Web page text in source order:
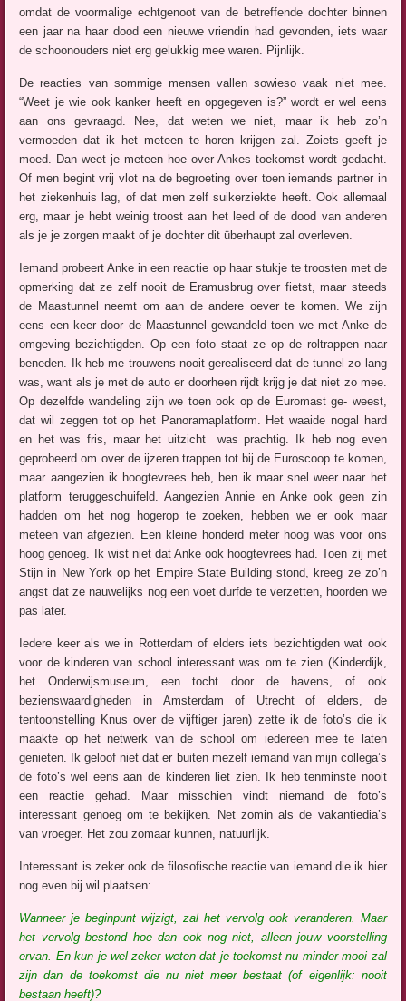
omdat de voormalige echtgenoot van de betreffende dochter binnen
een jaar na haar dood een nieuwe vriendin had gevonden, iets waar
de schoonouders niet erg gelukkig mee waren. Pijnlijk.
De reacties van sommige mensen vallen sowieso vaak niet mee.
“Weet je wie ook kanker heeft en opgegeven is?” wordt er wel eens
aan ons gevraagd. Nee, dat weten we niet, maar ik heb zo’n
vermoeden dat ik het meteen te horen krijgen zal. Zoiets geeft je
moed. Dan weet je meteen hoe over Ankes toekomst wordt gedacht.
Of men begint vrij vlot na de begroeting over toen iemands partner in
het ziekenhuis lag, of dat men zelf suikerziekte heeft. Ook allemaal
erg, maar je hebt weinig troost aan het leed of de dood van anderen
als je je zorgen maakt of je dochter dit überhaupt zal overleven.
Iemand probeert Anke in een reactie op haar stukje te troosten met de
opmerking dat ze zelf nooit de Eramusbrug over fietst, maar steeds
de Maastunnel neemt om aan de andere oever te komen. We zijn
eens een keer door de Maastunnel gewandeld toen we met Anke de
omgeving bezichtigden. Op een foto staat ze op de roltrappen naar
beneden. Ik heb me trouwens nooit gerealiseerd dat de tunnel zo lang
was, want als je met de auto er doorheen rijdt krijg je dat niet zo mee.
Op dezelfde wandeling zijn we toen ook op de Euromast ge- weest,
dat wil zeggen tot op het Panoramaplatform. Het waaide nogal hard
en het was fris, maar het uitzicht was prachtig. Ik heb nog even
geprobeerd om over de ijzeren trappen tot bij de Euroscoop te komen,
maar aangezien ik hoogtevrees heb, ben ik maar snel weer naar het
platform teruggeschuifeld. Aangezien Annie en Anke ook geen zin
hadden om het nog hogerop te zoeken, hebben we er ook maar
meteen van afgezien. Een kleine honderd meter hoog was voor ons
hoog genoeg. Ik wist niet dat Anke ook hoogtevrees had. Toen zij met
Stijn in New York op het Empire State Building stond, kreeg ze zo’n
angst dat ze nauwelijks nog een voet durfde te verzetten, hoorden we
pas later.
Iedere keer als we in Rotterdam of elders iets bezichtigden wat ook
voor de kinderen van school interessant was om te zien (Kinderdijk,
het Onderwijsmuseum, een tocht door de havens, of ook
bezienswaardigheden in Amsterdam of Utrecht of elders, de
tentoonstelling Knus over de vijftiger jaren) zette ik de foto’s die ik
maakte op het netwerk van de school om iedereen mee te laten
genieten. Ik geloof niet dat er buiten mezelf iemand van mijn collega’s
de foto’s wel eens aan de kinderen liet zien. Ik heb tenminste nooit
een reactie gehad. Maar misschien vindt niemand de foto’s
interessant genoeg om te bekijken. Net zomin als de vakantiedia’s
van vroeger. Het zou zomaar kunnen, natuurlijk.
Interessant is zeker ook de filosofische reactie van iemand die ik hier
nog even bij wil plaatsen:
Wanneer je beginpunt wijzigt, zal het vervolg ook veranderen. Maar
het vervolg bestond hoe dan ook nog niet, alleen jouw voorstelling
ervan. En kun je wel zeker weten dat je toekomst nu minder mooi zal
zijn dan de toekomst die nu niet meer bestaat (of eigenlijk: nooit
bestaan heeft)?